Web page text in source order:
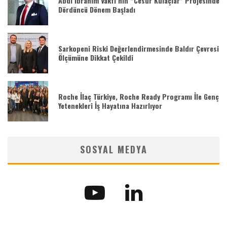
Dördüncü Dönem Başladı
Sarkopeni Riski Değerlendirmesinde Baldır Çevresi
Ölçümüne Dikkat Çekildi
Roche İlaç Türkiye, Roche Ready Programı İle Genç
Yetenekleri İş Hayatına Hazırlıyor
SOSYAL MEDYA